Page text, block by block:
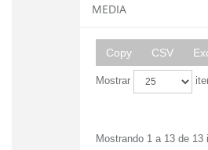
MEDIA
Copy CSV
Mostrar
Mostrando 1 a 13 de 13